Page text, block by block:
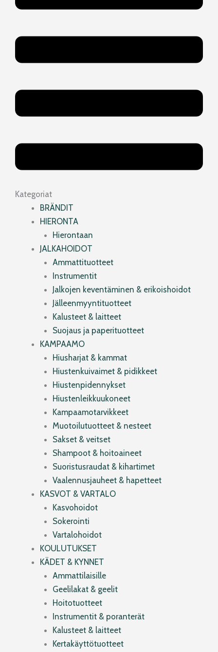
Kategoriat
BRÄNDIT
HIERONTA
Hierontaan
JALKAHOIDOT
Ammattituotteet
Instrumentit
Jalkojen keventäminen & erikoishoidot
Jälleenmyyntituotteet
Kalusteet & laitteet
Suojaus ja paperituotteet
KAMPAAMO
Hiusharjat & kammat
Hiustenkuivaimet & pidikkeet
Hiustenpidennykset
Hiustenleikkuukoneet
Kampaamotarvikkeet
Muotoilutuotteet & nesteet
Sakset & veitset
Shampoot & hoitoaineet
Suoristusraudat & kihartimet
Vaalennusjauheet & hapetteet
KASVOT & VARTALO
Kasvohoidot
Sokerointi
Vartalohoidot
KOULUTUKSET
KÄDET & KYNNET
Ammattilaisille
Geelilakat & geelit
Hoitotuotteet
Instrumentit & poranterät
Kalusteet & laitteet
Kertakäyttötuotteet